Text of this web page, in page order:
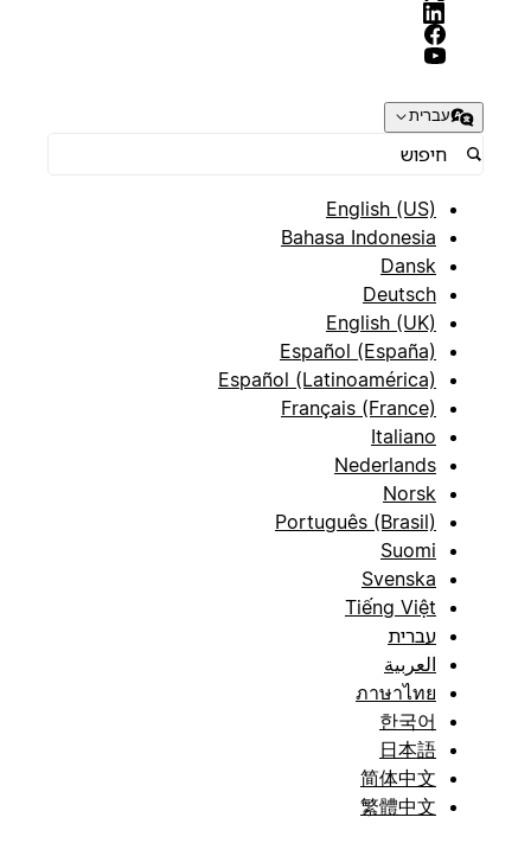
עברית
English (US)
Bahasa Indonesia
Dansk
Deutsch
English (UK)
Español (España)
Español (Latinoamérica)
Français (France)
Italiano
Nederlands
Norsk
Português (Brasil)
Suomi
Svenska
Tiếng Việt
עברית
العربية
ภาษาไทย
한국어
日本語
简体中文
繁體中文